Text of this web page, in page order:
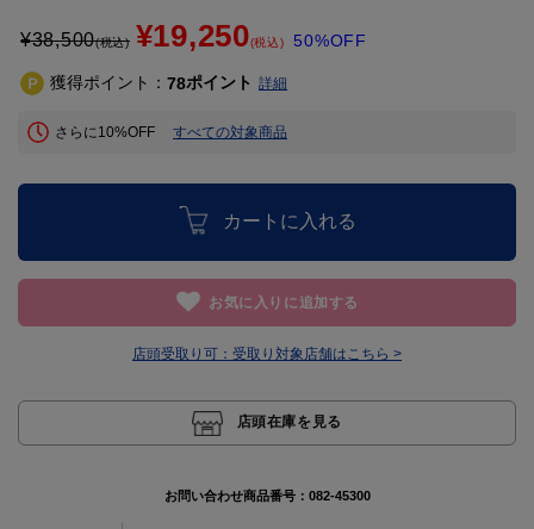
¥38,500(税込) ¥19,250(税込) 50%OFF
獲得ポイント： 78ポイント 詳細
さらに10%OFF すべての対象商品
カートに入れる
お気に入りに追加する
店頭受取り可： 受取り対象店舗はこちら >
店頭在庫を見る
お問い合わせ商品番号： 082-45300